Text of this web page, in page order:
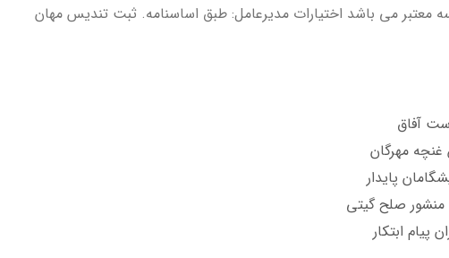
معتبر مي باشد اختيارات مديرعامل: طبق اساسنامه. ثبت تندیس مهان
آفاق
مهرگان
پايدار
صلح گیتی
ابتکار